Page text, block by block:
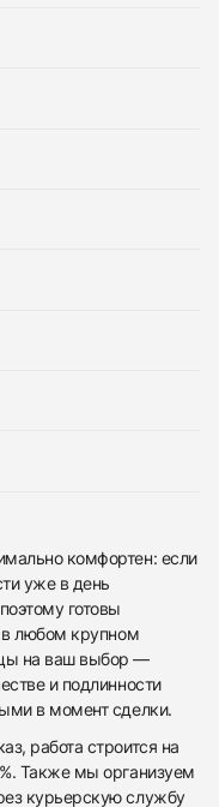
комфортен: если
уже в день
готовы
в любом крупном
на ваш выбор —
и подлинности
в момент сделки.
работа строится на
Также мы организуем
курьерскую службу
и мы свяжемся